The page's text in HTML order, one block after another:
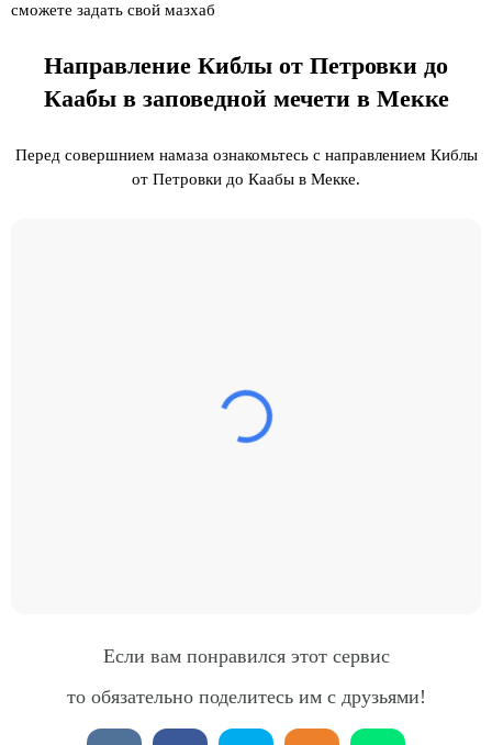
сможете задать свой мазхаб
Направление Киблы от Петровки до
Каабы в заповедной мечети в Мекке
Перед совершнием намаза ознакомьтесь с направлением Киблы
от Петровки до Каабы в Мекке.
Если вам понравился этот сервис
то обязательно поделитесь им с друзьями!